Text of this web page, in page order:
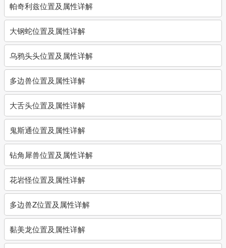
帕奇利兹位置及属性详解
大钢蛇位置及属性详解
乌鸦头头位置及属性详解
多边兽位置及属性详解
大舌头位置及属性详解
鬼斯通位置及属性详解
钻角犀兽位置及属性详解
花岩怪位置及属性详解
多边兽Z位置及属性详解
黏美龙位置及属性详解